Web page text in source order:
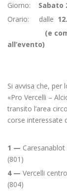
Giorno: Sabato
Orario: dalle
(e
all’evento)
Si avvisa che, per
«Pro Vercelli –
transito l’area
corse interessate
1 —
(801)
4 — Vercelli
(804)